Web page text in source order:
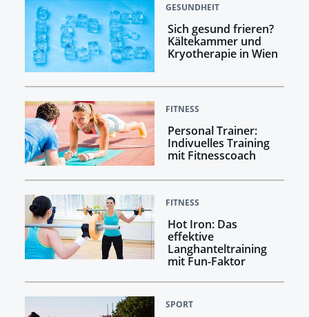
GESUNDHEIT
Sich gesund frieren?
Kältekammer und
Kryotherapie in Wien
FITNESS
Personal Trainer:
Indivuelles Training
mit Fitnesscoach
FITNESS
Hot Iron: Das
effektive
Langhanteltraining
mit Fun-Faktor
SPORT